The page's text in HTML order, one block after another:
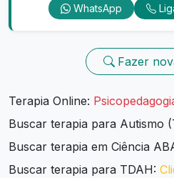
WhatsApp
Fazer
Terapia Online:
Buscar terapia para Autismo
Buscar terapia em Ciência
Buscar terapia para TDAH: